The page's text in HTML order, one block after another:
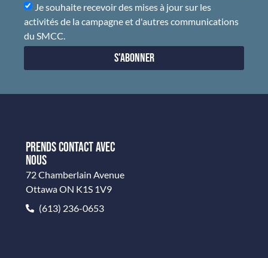
Je souhaite recevoir des mises à jour sur les
activités de la campagne et d'autres communications
du SMCC.
S'abonner
PRENDS CONTACT AVEC
NOUS
72 Chamberlain Avenue
Ottawa ON K1S 1V9
(613) 236-0653